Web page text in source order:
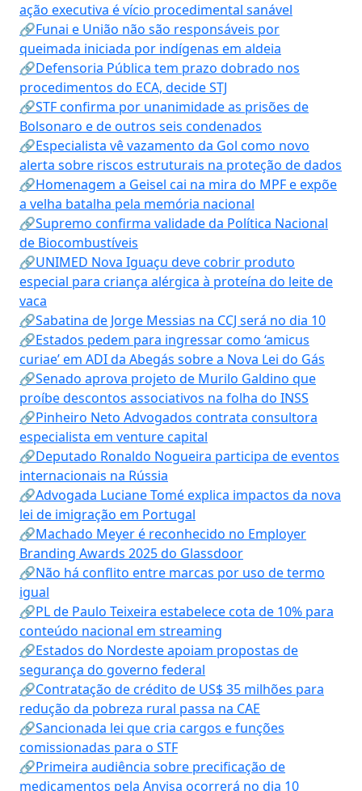
ação executiva é vício procedimental sanável
🔗Funai e União não são responsáveis por
queimada iniciada por indígenas em aldeia
🔗Defensoria Pública tem prazo dobrado nos
procedimentos do ECA, decide STJ
🔗STF confirma por unanimidade as prisões de
Bolsonaro e de outros seis condenados
🔗Especialista vê vazamento da Gol como novo
alerta sobre riscos estruturais na proteção de dados
🔗Homenagem a Geisel cai na mira do MPF e expõe
a velha batalha pela memória nacional
🔗Supremo confirma validade da Política Nacional
de Biocombustíveis
🔗UNIMED Nova Iguaçu deve cobrir produto
especial para criança alérgica à proteína do leite de
vaca
🔗Sabatina de Jorge Messias na CCJ será no dia 10
🔗Estados pedem para ingressar como ‘amicus
curiae’ em ADI da Abegás sobre a Nova Lei do Gás
🔗Senado aprova projeto de Murilo Galdino que
proíbe descontos associativos na folha do INSS
🔗Pinheiro Neto Advogados contrata consultora
especialista em venture capital
🔗Deputado Ronaldo Nogueira participa de eventos
internacionais na Rússia
🔗Advogada Luciane Tomé explica impactos da nova
lei de imigração em Portugal
🔗Machado Meyer é reconhecido no Employer
Branding Awards 2025 do Glassdoor
🔗Não há conflito entre marcas por uso de termo
igual
🔗PL de Paulo Teixeira estabelece cota de 10% para
conteúdo nacional em streaming
🔗Estados do Nordeste apoiam propostas de
segurança do governo federal
🔗Contratação de crédito de US$ 35 milhões para
redução da pobreza rural passa na CAE
🔗Sancionada lei que cria cargos e funções
comissionadas para o STF
🔗Primeira audiência sobre precificação de
medicamentos pela Anvisa ocorrerá no dia 10